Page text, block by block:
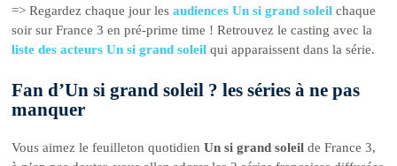
=> Regardez chaque jour lesaudiences Un si grand soleil chaque
soir sur France 3 en pré-prime time ! Retrouvez le casting avec la
liste des acteurs Un si grand soleil qui apparaissent dans la série.
Fan d’Un si grand soleil ? les séries à ne pas
manquer
Vous aimez le feuilleton quotidienUn si grand soleil de France 3,